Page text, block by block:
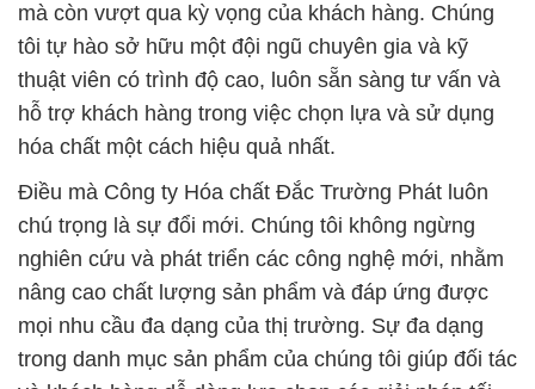
mà còn vượt qua kỳ vọng của khách hàng. Chúng
tôi tự hào sở hữu một đội ngũ chuyên gia và kỹ
thuật viên có trình độ cao, luôn sẵn sàng tư vấn và
hỗ trợ khách hàng trong việc chọn lựa và sử dụng
hóa chất một cách hiệu quả nhất.
Điều mà Công ty Hóa chất Đắc Trường Phát luôn
chú trọng là sự đổi mới. Chúng tôi không ngừng
nghiên cứu và phát triển các công nghệ mới, nhằm
nâng cao chất lượng sản phẩm và đáp ứng được
mọi nhu cầu đa dạng của thị trường. Sự đa dạng
trong danh mục sản phẩm của chúng tôi giúp đối tác